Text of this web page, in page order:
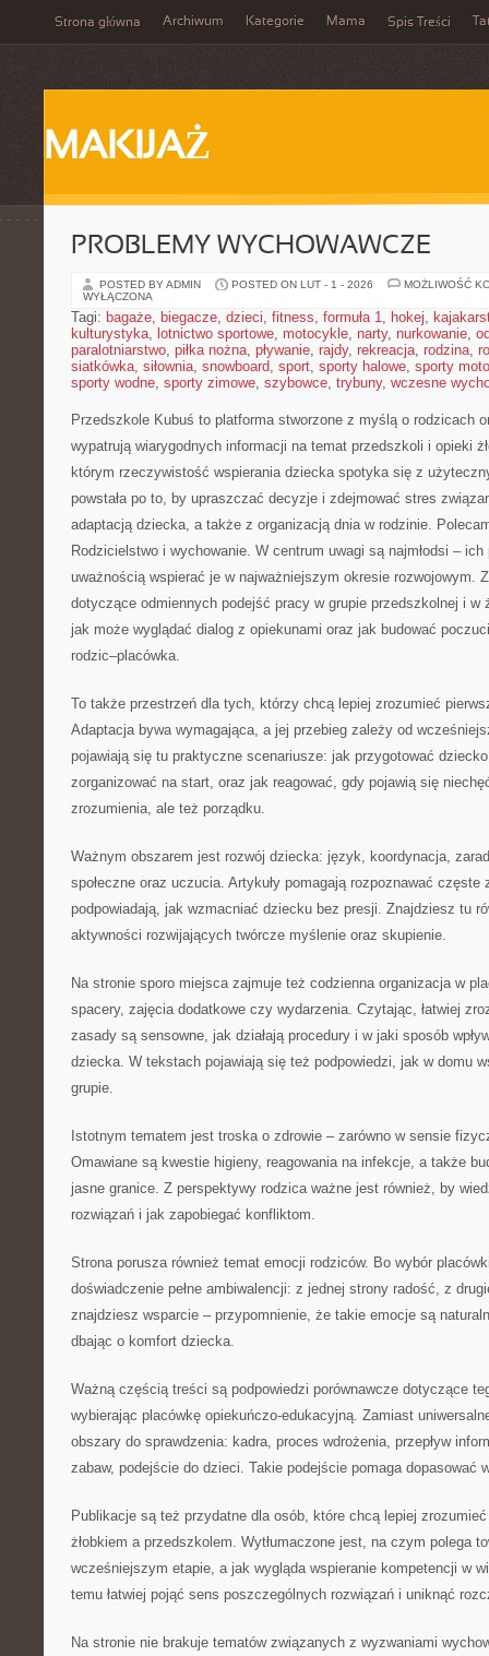
Strona główna Archiwum Kategorie Mama Spis Treści
MAKIJAŻ
PROBLEMY WYCHOWAWCZE
POSTED BY ADMIN POSTED ON LUT - 1 - 2026
MOŻLIWOŚĆ
WYŁĄCZONA
Tagi: bagaże, biegacze, dzieci, fitness, formuła 1, hokej,
kulturystyka, lotnictwo sportowe, motocykle, narty, nurkowanie,
paralotniarstwo, piłka nożna, pływanie, rajdy, rekreacja, rodzina,
siatkówka, siłownia, snowboard, sport, sporty halowe, sporty
sporty wodne, sporty zimowe, szybowce, trybuny, wczesne
Przedszkole Kubuś to platforma stworzone z myślą o rodzicach
wypatrują wiarygodnych informacji na temat przedszkoli i opieki
którym rzeczywistość wspierania dziecka spotyka się z
powstała po to, by upraszczać decyzje i zdejmować stres
adaptacją dziecka, a także z organizacją dnia w rodzinie.
Rodzicielstwo i wychowanie. W centrum uwagi są najmłodsi –
uważnością wspierać je w najważniejszym okresie rozwojowym.
dotyczące odmiennych podejść pracy w grupie przedszkolnej i w
jak może wyglądać dialog z opiekunami oraz jak budować
rodzic–placówka.
To także przestrzeń dla tych, którzy chcą lepiej zrozumieć
Adaptacja bywa wymagająca, a jej przebieg zależy od
pojawiają się tu praktyczne scenariusze: jak przygotować
zorganizować na start, oraz jak reagować, gdy pojawią się
zrozumienia, ale też porządku.
Ważnym obszarem jest rozwój dziecka: język, koordynacja,
społeczne oraz uczucia. Artykuły pomagają rozpoznawać częste
podpowiadają, jak wzmacniać dziecku bez presji. Znajdziesz tu
aktywności rozwijających twórcze myślenie oraz skupienie.
Na stronie sporo miejsca zajmuje też codzienna organizacja w
spacery, zajęcia dodatkowe czy wydarzenia. Czytając, łatwiej
zasady są sensowne, jak działają procedury i w jaki sposób
dziecka. W tekstach pojawiają się też podpowiedzi, jak w domu
grupie.
Istotnym tematem jest troska o zdrowie – zarówno w sensie
Omawiane są kwestie higieny, reagowania na infekcje, a także
jasne granice. Z perspektywy rodzica ważne jest również, by
rozwiązań i jak zapobiegać konfliktom.
Strona porusza również temat emocji rodziców. Bo wybór
doświadczenie pełne ambiwalencji: z jednej strony radość, z
znajdziesz wsparcie – przypomnienie, że takie emocje są
dbając o komfort dziecka.
Ważną częścią treści są podpowiedzi porównawcze dotyczące
wybierając placówkę opiekuńczo-edukacyjną. Zamiast
obszary do sprawdzenia: kadra, proces wdrożenia, przepływ
zabaw, podejście do dzieci. Takie podejście pomaga dopasować
Publikacje są też przydatne dla osób, które chcą lepiej
żłobkiem a przedszkolem. Wytłumaczone jest, na czym polega
wcześniejszym etapie, a jak wygląda wspieranie kompetencji w
temu łatwiej pojąć sens poszczególnych rozwiązań i uniknąć
Na stronie nie brakuje tematów związanych z wyzwaniami